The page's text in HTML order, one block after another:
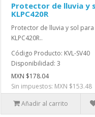
Protector de lluvia y
KLPC420R
Protector de lluvia y sol para
KLPC420R..
Código Producto: KVL-SV40
Disponibilidad: 3
MXN $178.04
Sin impuestos: MXN $153.48
Añadir al carrito